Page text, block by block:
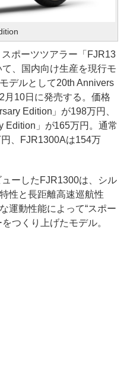
ポーツツアラー「FJR13
、国内向け生産を現行モ
デルとして20th Annivers
月10日に発売する。価格
Edition」が198万円、
Edition」が165万円。通常
、FJR1300Aは154万
ーしたFJR1300は、シル
性と長距離高速巡航性
運動性能によって“スポー
つくり上げたモデル。